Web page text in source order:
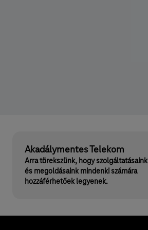
Akadálymentes Telekom
Arra törekszünk, hogy szolgáltatásaink
és megoldásaink mindenki számára
hozzáférhetőek legyenek.